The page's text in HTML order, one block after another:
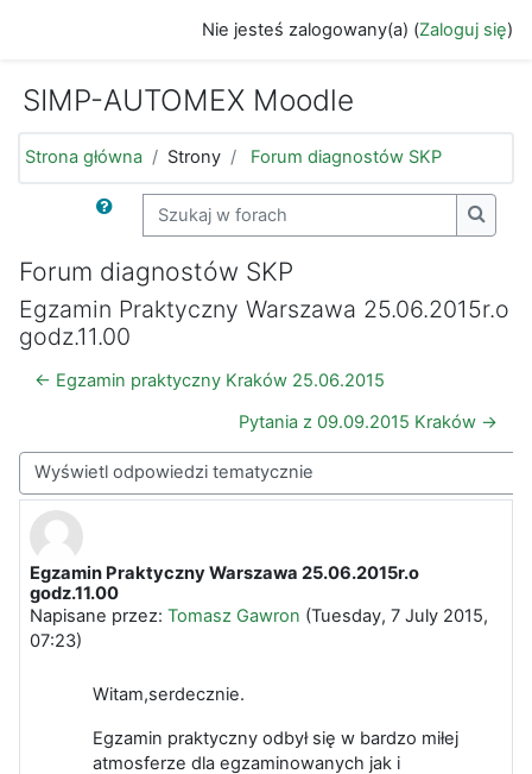
Nie jesteś zalogowany(a) (Zaloguj się)
SIMP-AUTOMEX Moodle
Strona główna Strony Forum diagnostów SKP
Szukaj w forach
Forum diagnostów SKP
Egzamin Praktyczny Warszawa 25.06.2015r.o
godz.11.00
← Egzamin praktyczny Kraków 25.06.2015
Pytania z 09.09.2015 Kraków →
Sposób wyświetlania
Egzamin Praktyczny Warszawa 25.06.2015r.o
godz.11.00
Napisane przez: Tomasz Gawron (Tuesday, 7 July 2015,
07:23)
Liczba odpowiedzi: 0
Witam,serdecznie.
Egzamin praktyczny odbył się w bardzo miłej
atmosferze dla egzaminowanych jak i